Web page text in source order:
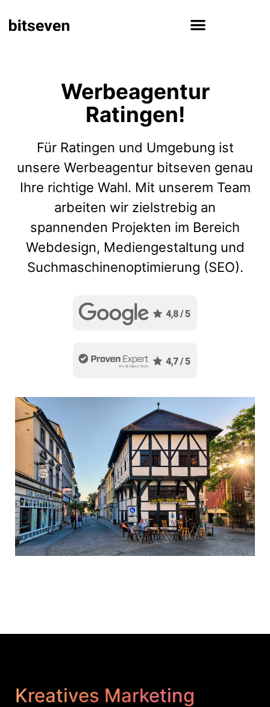
Werbeagentur
Ratingen!
Für Ratingen und Umgebung ist
unsere Werbeagentur bitseven genau
Ihre richtige Wahl. Mit unserem Team
arbeiten wir zielstrebig an
spannenden Projekten im Bereich
Webdesign, Mediengestaltung und
Suchmaschinenoptimierung (SEO).
Kreatives Marketing